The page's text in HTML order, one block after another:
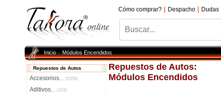
Cómo comprar? | Despacho | Dudas
Inicio»Módulos Encendidos
Repuestos de Autos
Accesorios... (1556)
Aditivos... (103)
Repuestos de Autos:
Módulos Encendidos